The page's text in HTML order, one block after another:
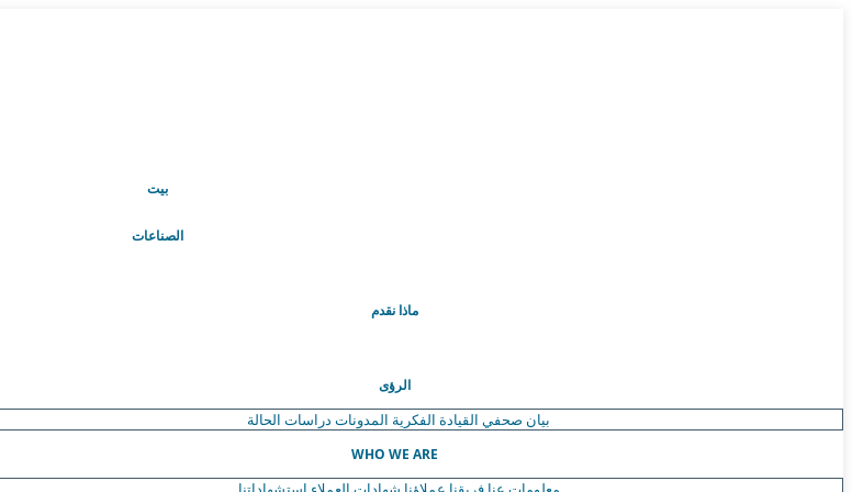
بيت
الصناعات
ماذا نقدم
الرؤى
بيان صحفي القيادة الفكرية المدونات دراسات الحالة
WHO WE ARE